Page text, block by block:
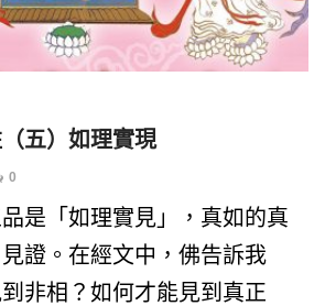
五）如理實現
0
品是「如理實見」，真如的真
證。在經文中，佛告訴我
非相？如何才能見到真正